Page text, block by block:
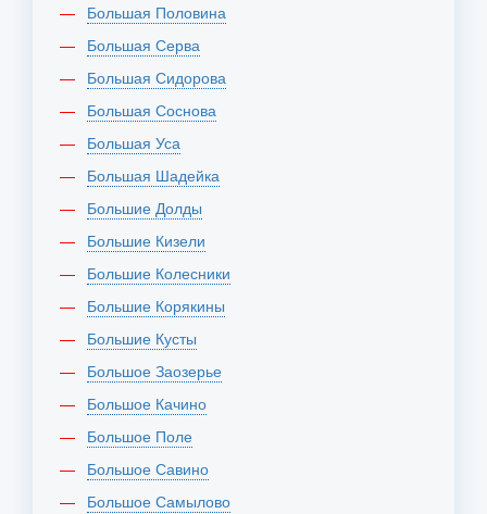
Большая Половина
Большая Серва
Большая Сидорова
Большая Соснова
Большая Уса
Большая Шадейка
Большие Долды
Большие Кизели
Большие Колесники
Большие Корякины
Большие Кусты
Большое Заозерье
Большое Качино
Большое Поле
Большое Савино
Большое Самылово